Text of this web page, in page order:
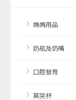
媽媽用品
奶瓶及奶嘴
口腔發育
莫哭杯